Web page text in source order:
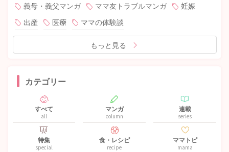
義母・義父マンガ
ママ友トラブルマンガ
妊娠
出産
医療 ママの体験談
もっと見る
カテゴリー
すべて
all
マンガ
column
連載
series
特集
special
食・レシピ
recipe
ママトピ
mama